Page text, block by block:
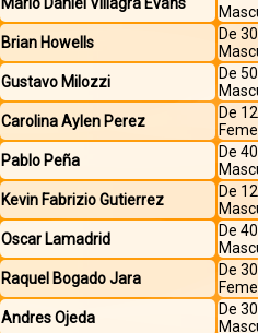
Mario Daniel Villagra Evans
Brian Howells
De
Gustavo Milozzi
De
Carolina Aylen Perez
De
Pablo Peña
De
Kevin Fabrizio Gutierrez
De
Oscar Lamadrid
De
Raquel Bogado Jara
De
Andres Ojeda
De